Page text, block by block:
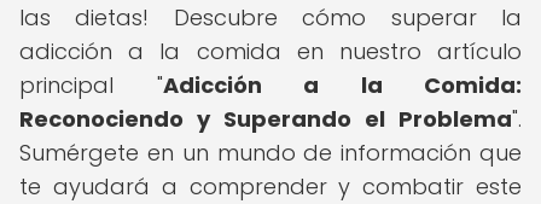
las dietas! Descubre cómo superar la
adicción a la comida en nuestro artículo
principal "Adicción a la Comida:
Reconociendo y Superando el Problema".
Sumérgete en un mundo de información que
te ayudará a comprender y combatir este